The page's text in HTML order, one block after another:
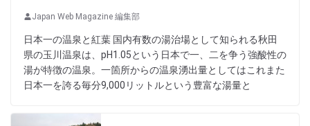
Japan Web Magazine 編集部
日本一の温泉と紅葉 国内有数の湯治場として知られる秋田
県の玉川温泉は、pH1.05という日本で一、二を争う強酸性の
湯が特徴の温泉。一箇所からの温泉湧出量としてはこれまた
日本一を誇る毎分9,000リットルという豊富な湯量と